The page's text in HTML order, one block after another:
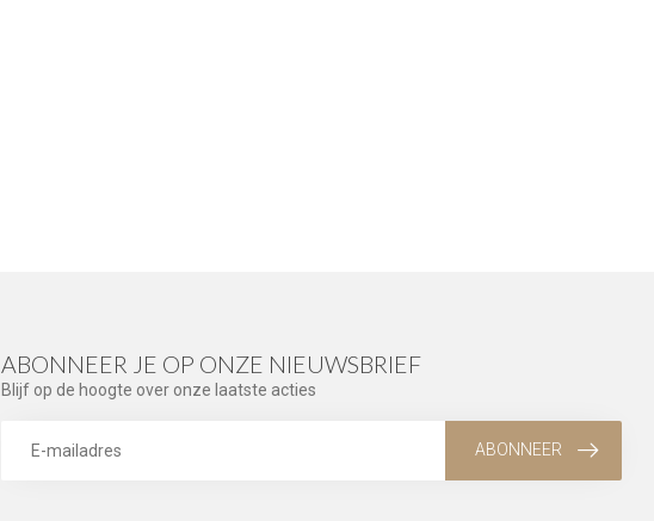
ABONNEER JE OP ONZE NIEUWSBRIEF
Blijf op de hoogte over onze laatste acties
ABONNEER